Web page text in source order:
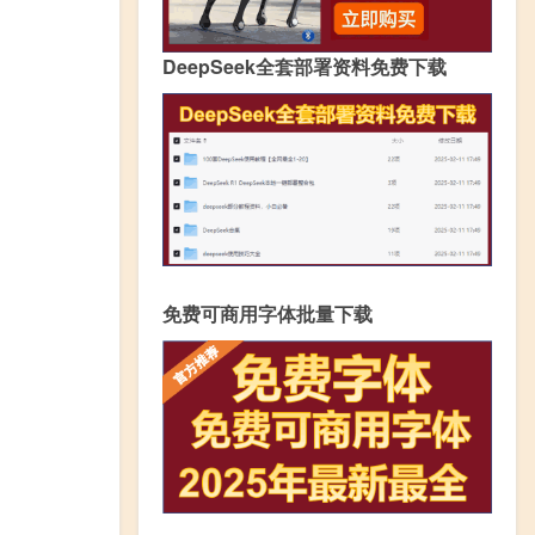
DeepSeek全套部署资料免费下载
免费可商用字体批量下载